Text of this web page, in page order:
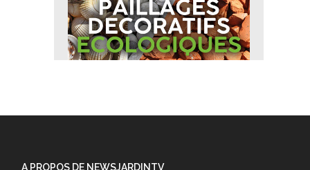
A PROPOS DE NEWSJARDINTV